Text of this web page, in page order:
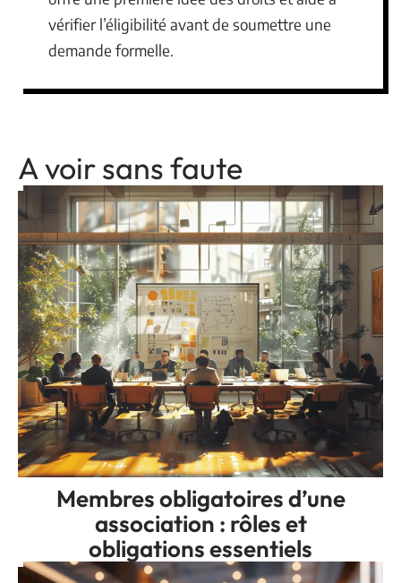
vérifier l’éligibilité avant de soumettre une
demande formelle.
A voir sans faute
Membres obligatoires d’une
association : rôles et
obligations essentiels